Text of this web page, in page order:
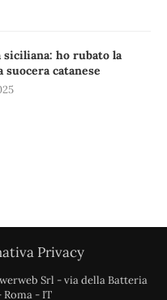
siciliana: ho rubato la
catanese
Privacy
Srl - via della Batteria
Roma - IT